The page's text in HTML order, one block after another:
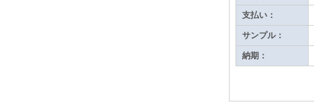
支払い：
サンプル：
納期：